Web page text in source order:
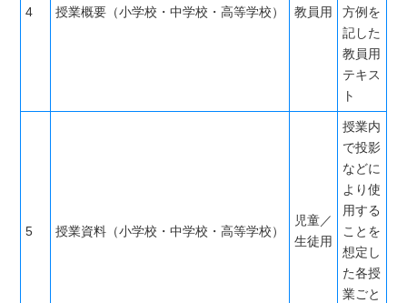
4 授業概要（小学校・中学校・高等学校） 教員用
方例を
記した
教員用
テキス
ト
5 授業資料（小学校・中学校・高等学校）
児童／
生徒用
授業内
で投影
などに
より使
用する
ことを
想定し
た各授
業ごと